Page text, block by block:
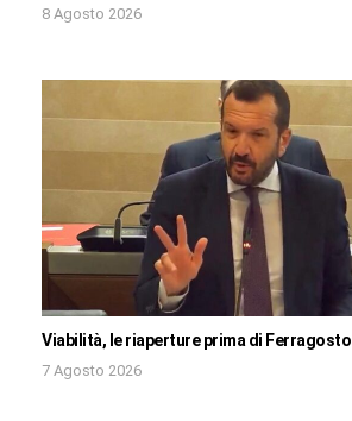
8 Agosto 2026
Viabilità, le riaperture prima di Ferragosto
7 Agosto 2026